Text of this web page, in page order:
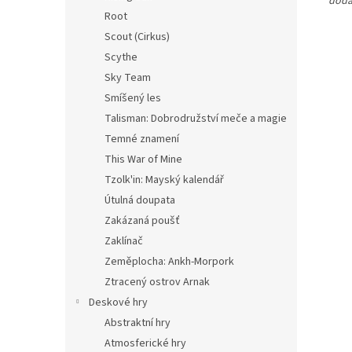
Root
Scout (Cirkus)
Scythe
Sky Team
Smíšený les
Talisman: Dobrodružství meče a magie
Temné znamení
This War of Mine
Tzolk'in: Mayský kalendář
Útulná doupata
Zakázaná poušť
Zaklínač
Zeměplocha: Ankh-Morpork
Ztracený ostrov Arnak
Deskové hry
Abstraktní hry
Atmosferické hry